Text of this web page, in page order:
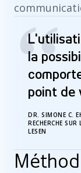
“
la
point de
DR. SIMONE C.
RECHERCHE
LESEN